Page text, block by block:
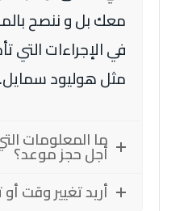
معك بل و ننصح
في الإجراءات
مثل هوليود سمايل.
ما المعلومات
أجل حجز موعد؟
أريد تغيير وقت